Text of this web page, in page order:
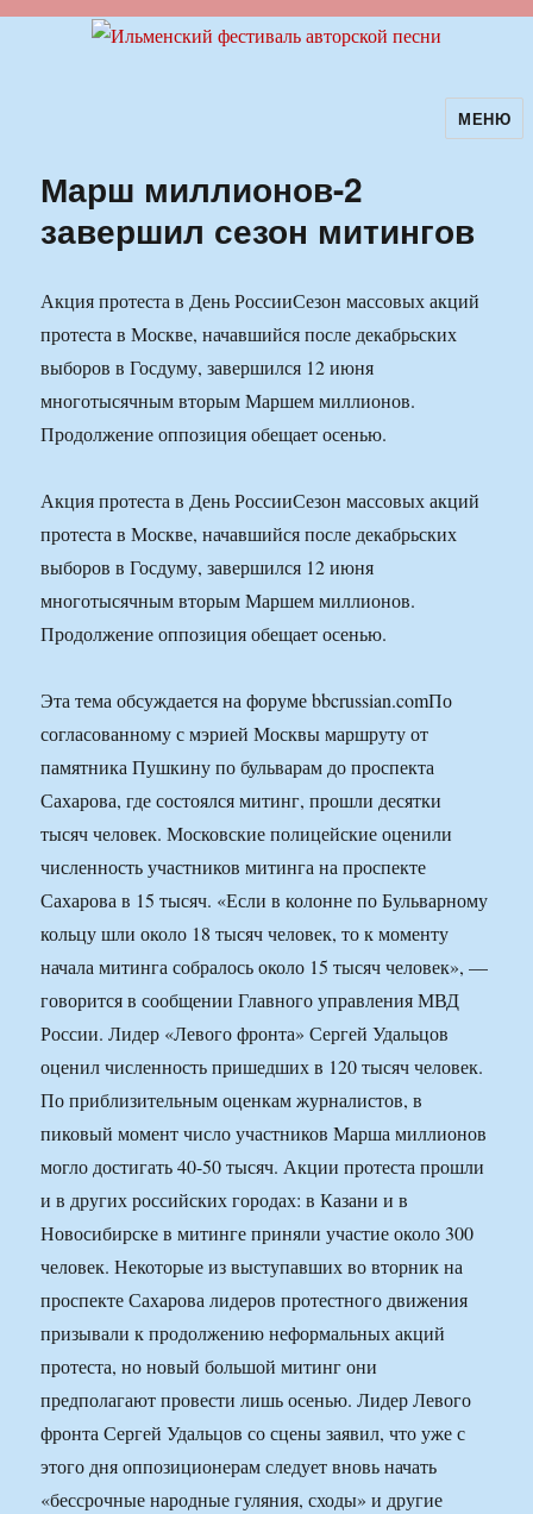
Ильменский фестиваль авторскойМЕНЮ
Марш миллионов-2
завершил сезон митингов
Акция протеста в День РоссииСезон массовых акций
протеста в Москве, начавшийся после декабрьских
выборов в Госдуму, завершился 12 июня
многотысячным вторым Маршем миллионов.
Продолжение оппозиция обещает осенью.
Акция протеста в День РоссииСезон массовых акций
протеста в Москве, начавшийся после декабрьских
выборов в Госдуму, завершился 12 июня
многотысячным вторым Маршем миллионов.
Продолжение оппозиция обещает осенью.
Эта тема обсуждается на форуме bbcrussian.comПо
согласованному с мэрией Москвы маршруту от
памятника Пушкину по бульварам до проспекта
Сахарова, где состоялся митинг, прошли десятки
тысяч человек. Московские полицейские оценили
численность участников митинга на проспекте
Сахарова в 15 тысяч. «Если в колонне по Бульварному
кольцу шли около 18 тысяч человек, то к моменту
начала митинга собралось около 15 тысяч человек», —
говорится в сообщении Главного управления МВД
России. Лидер «Левого фронта» Сергей Удальцов
оценил численность пришедших в 120 тысяч человек.
По приблизительным оценкам журналистов, в
пиковый момент число участников Марша миллионов
могло достигать 40-50 тысяч. Акции протеста прошли
и в других российских городах: в Казани и в
Новосибирске в митинге приняли участие около 300
человек. Некоторые из выступавших во вторник на
проспекте Сахарова лидеров протестного движения
призывали к продолжению неформальных акций
протеста, но новый большой митинг они
предполагают провести лишь осенью. Лидер Левого
фронта Сергей Удальцов со сцены заявил, что уже с
этого дня оппозиционерам следует вновь начать
«бессрочные народные гуляния, сходы» и другие